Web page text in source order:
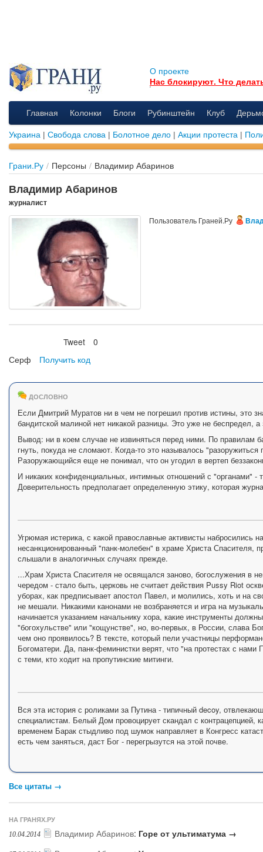
О проекте
Нас блокируют. Что
Главная Колонки Блоги Рубинштейн Клуб
Украина | Свобода слова | Болотное дело | Акции протеста |
Грани.Ру / Персоны / Владимир Абаринов
Владимир Абаринов
журналист
Пользователь Граней.Ру
Tweet
0
Серф
Получить код
ДОСЛОВНО
Если Дмитрий Муратов ни в чем не погрешил против истины, это
бандитской малиной нет никакой разницы. Это уже не беспредел, а
Вывод: ни в коем случае не извиняться перед ними. По правилам
гнуть, покуда не сломают. Когда-то это называлось
Разоружающийся еще не понимал, что он угодил в вертеп
И никаких конфиденциальных, интимных отношений с "органами" -
Доверительность предполагает определенную этику, которая
Угрюмая истерика, с какой православные активисты набросились
несанкционированный "панк-молебен" в храме Христа Спасителя,
слышали в аналогичных случаях прежде.
...Храм Христа Спасителя не освящался заново, богослужения в
чередом - стало быть, церковь не считает действия Pussy Riot
уборах, как предписывает апостол Павел, и молились, хоть и на
не мешали. Никакими канонами не возбраняется и игра на
начинается указанием начальнику хора, какие инструменты
"богохульстве" или "кощунстве", но, во-первых, в России, слава
чем оно проявилось? В тексте, который пели участницы
Богоматери. Да, панк-феминистки верят, что "на протестах с
с теми, кто ходит на пропутинские митинги.
Вся эта история с роликами за Путина - типичный decoy,
специалистам. Белый Дом провоцирует скандал с контрацепцией,
временем Барак стыдливо под шумок направляет в Конгресс
есть чем заняться, даст Бог - перегрызутся на этой почве.
Все цитаты →
НА ГРАНЯХ.РУ
10.04.2014 Владимир Абаринов: Горе от ультиматума →